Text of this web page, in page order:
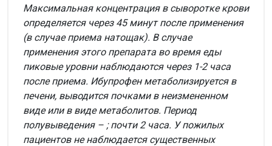
Максимальная концентрация в сыворотке крови
определяется через 45 минут после применения
(в случае приема натощак). В случае
применения этого препарата во время еды
пиковые уровни наблюдаются через 1-2 часа
после приема. Ибупрофен метаболизируется в
печени, выводится почками в неизмененном
виде или в виде метаболитов. Период
полувыведения – ; почти 2 часа. У пожилых
пациентов не наблюдается существенных